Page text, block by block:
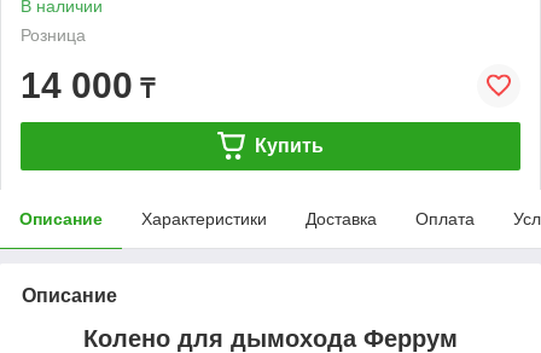
В наличии
Розница
14 000 ₸
Купить
Описание Характеристики Доставка Оплата
Описание
Колено для дымохода Феррум